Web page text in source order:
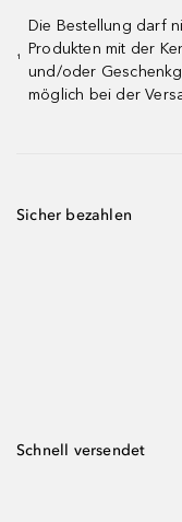
¹
Die Bestellung darf
Produkten mit der
und/oder
möglich bei der
Sicher bezahlen
Schnell versendet